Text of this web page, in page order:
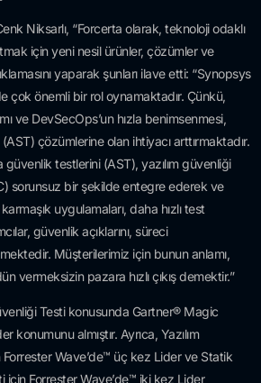
Niksarlı, “Forcerta olarak, teknoloji odaklı
için yeni nesil ürünler, çözümler ve
yaparak şunları ilave etti: “Synopsys
çok önemli bir rol oynamaktadır. Çünkü,
ve DevSecOps’un hızla benimsenmesi,
çözümlerine olan ihtiyacı arttırmaktadır.
testlerini (AST), yazılım güvenliği
sorunsuz bir şekilde entegre ederek ve
uygulamaları, daha hızlı test
güvenlik açıklarını, süreci
Müşterilerimiz için bunun anlamı,
vermeksizin pazara hızlı çıkış demektir.”
Testi konusunda Gartner® Magic
konumunu almıştır. Ayrıca, Yazılım
Wave’de™ üç kez Lider ve Statik
için Forrester Wave’de™ iki kez Lider